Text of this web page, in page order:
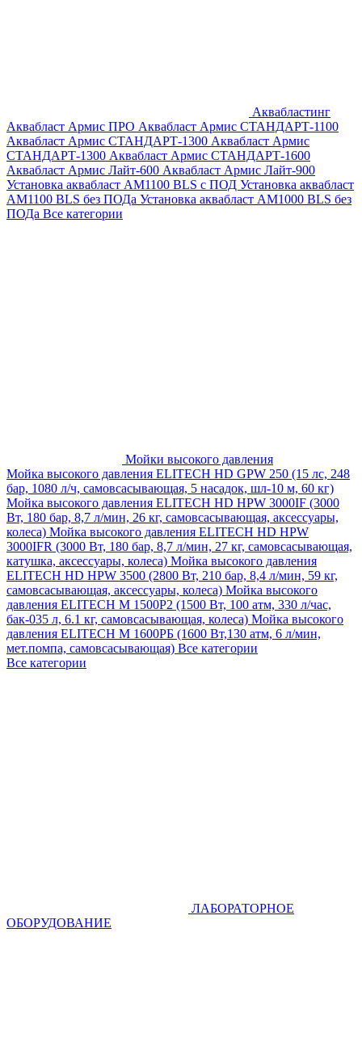
Аквабластинг
Аквабласт Армис ПРО Аквабласт Армис СТАНДАРТ-1100
Аквабласт Армис СТАНДАРТ-1300 Аквабласт Армис
СТАНДАРТ-1300 Аквабласт Армис СТАНДАРТ-1600
Аквабласт Армис Лайт-600 Аквабласт Армис Лайт-900
Установка аквабласт AM1100 BLS с ПОД Установка аквабласт
AM1100 BLS без ПОДа Установка аквабласт AM1000 BLS без
ПОДа Все категории
Мойки высокого давления
Мойка высокого давления ELITECH HD GPW 250 (15 лс, 248
бар, 1080 л/ч, самовсасывающая, 5 насадок, шл-10 м, 60 кг)
Мойка высокого давления ELITECH HD HPW 3000IF (3000
Вт, 180 бар, 8,7 л/мин, 26 кг, самовсасывающая, аксессуары,
колеса) Мойка высокого давления ELITECH HD HPW
3000IFR (3000 Вт, 180 бар, 8,7 л/мин, 27 кг, самовсасывающая,
катушка, аксессуары, колеса) Мойка высокого давления
ELITECH HD HPW 3500 (2800 Вт, 210 бар, 8,4 л/мин, 59 кг,
самовсасывающая, аксессуары, колеса) Мойка высокого
давления ELITECH M 1500P2 (1500 Вт, 100 атм, 330 л/час,
бак-035 л, 6.1 кг, самовсасывающая, колеса) Мойка высокого
давления ELITECH М 1600РБ (1600 Вт,130 атм, 6 л/мин,
мет.помпа, самовсасывающая) Все категории
Все категории
ЛАБОРАТОРНОЕ
ОБОРУДОВАНИЕ